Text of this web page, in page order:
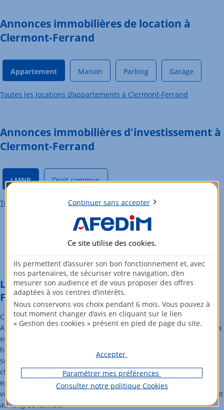
Annonces immobilières de location à
Clermont-Ferrand
Appartement Maison Parking Garage
Toutes les locations d’appartements à Clermont-Ferrand
Annonces immobilières d'investissement à
Clermont-Ferrand
LMNP Droit commun
Tous les investissements en LMNP à Clermont-Ferrand
Voir le baromètre de l'immobilier à Clermont-Ferrand
Le marché de l’immobilier à Clermont-
Ferrand en bref
Cité historique nichée au cœur de la région Auvergne-Rhône-
Alpes, Clermont-Ferrand offre un cadre de vie attrayant pour ceux
en quête d'authenticité. Elle bénéficie d’un riche patrimoine
historique, avec les ruelles pavées et les maisons médiévales de
son centre-ville. Sa proximité avec la nature et les volcans de la
chaîne des Puys présente de nombreuses possibilités d’activités
en plein air. Enfin, la vie culturelle n’est pas en reste puisque la
ville abrite de nombreux musées et accueille des évènements tout
au long de l’année.
Continuer sans accepter
Ce site utilise des cookies.
Ils permettent d’assurer son bon fonctionnement et, avec
nos partenaires, de sécuriser votre navigation, d’en
mesurer son audience et de vous proposer des offres
adaptées à vos centres d’intérêts.
Nous conservons vos choix pendant 6 mois. Vous pouvez à
tout moment changer d’avis en cliquant sur le lien
« Gestion des cookies » présent en pied de page du site.
Accepter
Paramétrer mes préférences
Consulter notre politique Cookies